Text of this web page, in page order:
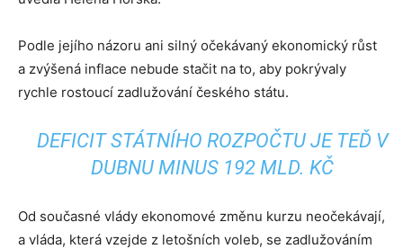
Podle jejího názoru ani silný očekávaný ekonomický růst
a zvýšená inflace nebude stačit na to, aby pokrývaly
rychle rostoucí zadlužování českého státu.
DEFICIT STÁTNÍHO ROZPOČTU JE TEĎ V
DUBNU MINUS 192 MLD. KČ
Od současné vlády ekonomové změnu kurzu neočekávají,
a vláda, která vzejde z letošních voleb, se zadlužováním